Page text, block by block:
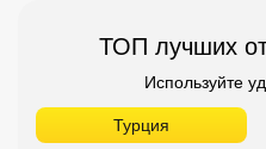
ТОП лучших
Используйте
Турция